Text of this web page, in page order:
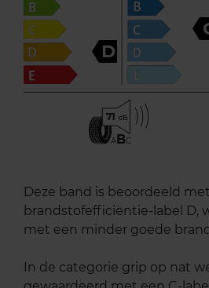
D
71
ABC
Deze band is beoordeeld
brandstofefficiëntie-label D,
met een minder goede
In de categorie grip op nat